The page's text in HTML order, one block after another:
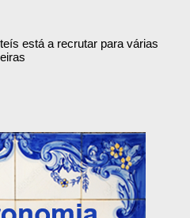
está a recrutar para várias